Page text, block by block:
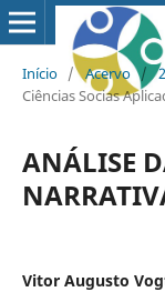
Início / Acervo /
Ciências Socias
ANÁLISE
Vitor Augusto